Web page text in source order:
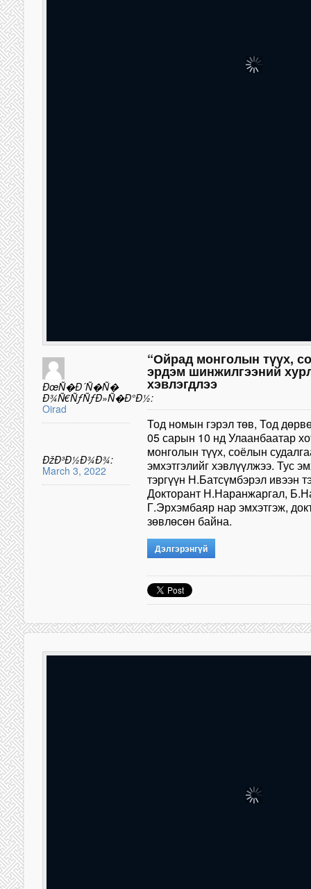
ÐœÑ�Ð´Ñ�Ñ�
Ð¾Ñ€ÑƒÑƒÐ»Ñ�Ð°Ð½:
Oirad
ÐžÐ³Ð½Ð¾Ð¾:
March 3, 2022
“Ойрад монголын түүх,
эрдэм шинжилгээний
хэвлэгдлээ
Тод номын гэрэл төв, Тод
05 сарын 10 нд Улаанбаатар
монголын түүх, соёлын
эмхэтгэлийг хэвлүүлжээ. Тус
тэргүүн Н.Батсүмбэрэл ивээн
Докторант Н.Наранжаргал,
Г.Эрхэмбаяр нар эмхэтгэж,
зөвлөсөн байна.
Дэлгэрэнгүй